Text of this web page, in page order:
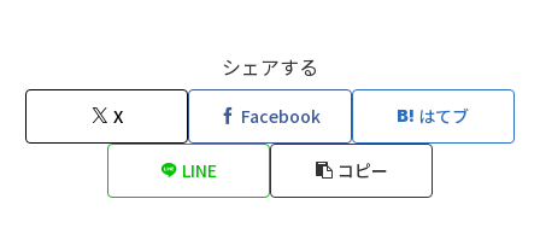
シェアする
X Facebook はてブ
LINE コピー